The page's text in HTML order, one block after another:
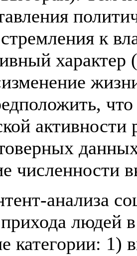
к
характер
что
численности
анализа
людей
категории: 1)